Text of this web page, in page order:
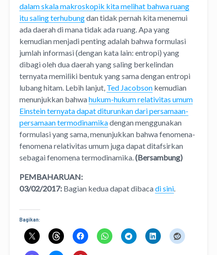
dalam skala makroskopik kita melihat bahwa ruang
itu saling terhubungdan tidak pernah kita menemui
ada daerah di mana tidak ada ruang. Apa yang
kemudian menjadi penting adalah bahwa formulasi
jumlah informasi (dengan kata lain: entropi) yang
dibagi oleh dua daerah yang saling berkelindan
ternyata memiliki bentuk yang sama dengan entropi
lubang hitam. Lebih lanjut, Ted Jacobson kemudian
menunjukkan bahwahukum-hukum relativitas umum
Einstein ternyata dapat diturunkan dari persamaan-
persamaan termodinamikadengan menggunakan
formulasi yang sama, menunjukkan bahwa fenomena-
fenomena relativitas umum juga dapat ditafsirkan
sebagai fenomena termodinamika.(Bersambung)
PEMBAHARUAN:
03/02/2017: Bagian kedua dapat dibacadi sini.
Bagikan: